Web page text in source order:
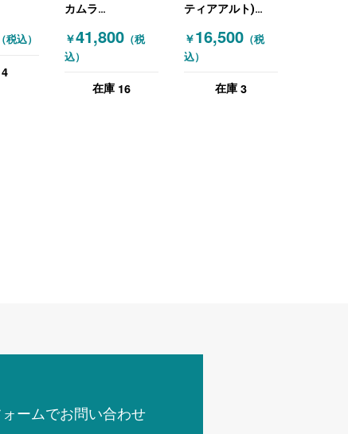
ブル
）
税込）
4
カムラ
ティングテーブル
スクエアテーブル
￥41,800（税
込）
在庫 16
ティアアルト)
カムラ
(OKAMURA) キャ
ル ミーティングテ
￥16,500（税
込）
在庫 3
ォームでお問い合わせ